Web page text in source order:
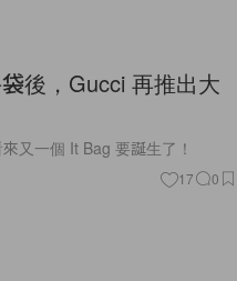
後，Gucci 再推出大
又一個 It Bag 要誕生了！
17 0